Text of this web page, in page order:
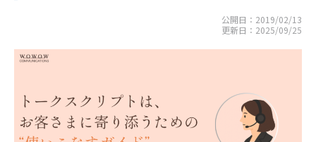
公開日： 2019/02/13
更新日： 2025/09/25